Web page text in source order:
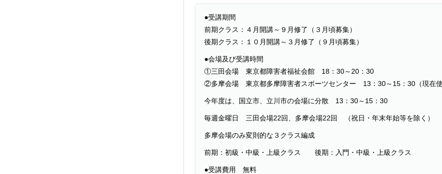
●受講期間
前期クラス：４月開講～９月修了（３月頃募集）
後期クラス：１０月開講～３月修了（９月頃募集）
●会場及び受講時間
①三田会場 東京都障害者福祉会館 18：30～20：30
②多摩会場 東京都多摩障害者スポーツセンター 13：30～15：30（現在使
今年度は、国立市、立川市の会場に分散 13：30～15：30
毎週金曜日 三田会場22回、多摩会場22回 （祝日・年末年始等を除く）
多摩会場のみ変則的な３クラス編成
前期：初級・中級・上級クラス 後期：入門・中級・上級クラス
●受講費用 無料